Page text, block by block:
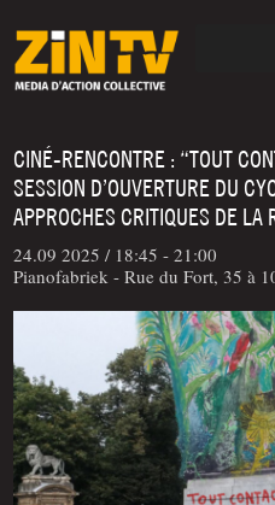
CINÉ-RENCONTRE : “TOUT
SESSION D’OUVERTURE DU
APPROCHES CRITIQUES DE LA
24.09 2025 / 18:45 - 21:00
Pianofabriek - Rue du Fort, 35 à